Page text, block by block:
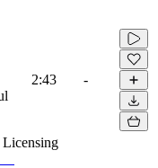
2:43 -
Licensing